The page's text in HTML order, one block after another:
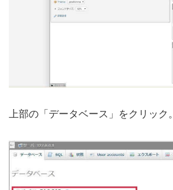
上部の「データベース」をクリック。